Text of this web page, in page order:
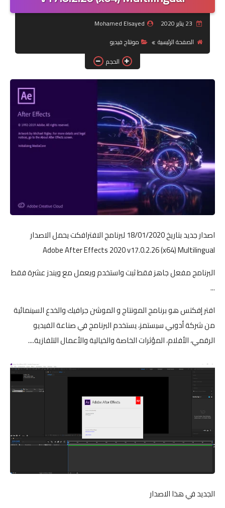
جرافيك
كورسات
القسم الديني
العناية بالصحة
سياحة
قصص
رياضة
Mohamed Elsayed
الصفحة الرئيسية
مونتاج فيديو
الحجم
اصدار جديد بتاريخ 18/01/2020 لبرنامج الافترافكت يحمل الاصدار
Adobe After Effects 2020 v17.0.2.26 (x64) Multilingual
البرنامج مفعل جاهز فقط ثبت واستخدم ويعمل مع ويندز عشرة فقط
...
افتر إفكتس هو برنامج المونتاج و الموشن جرافيك والخدع السينمائية
من شركة أدوبي سيستمز، يستخدم البرنامج في صناعة الفيديو
الرقمي، الأفلام، المؤثرات الخاصة والخيالية والأعمال التلفازية....
الجديد في هذا الاصدار